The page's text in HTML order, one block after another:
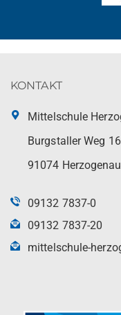
KONTAKT
Mittelschule
Burgstaller Weg 16
91074
09132 7837-0
09132 7837-20
mittelschule-